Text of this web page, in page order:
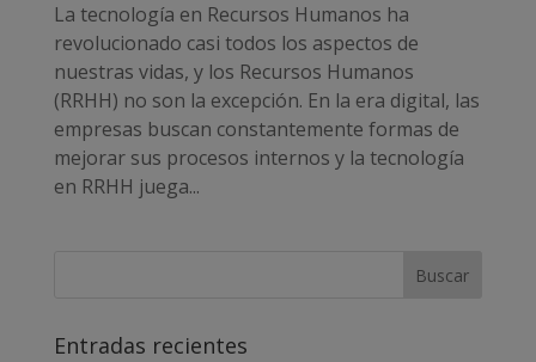
La tecnología en Recursos Humanos ha
revolucionado casi todos los aspectos de
nuestras vidas, y los Recursos Humanos
(RRHH) no son la excepción. En la era digital, las
empresas buscan constantemente formas de
mejorar sus procesos internos y la tecnología
en RRHH juega...
Entradas recientes